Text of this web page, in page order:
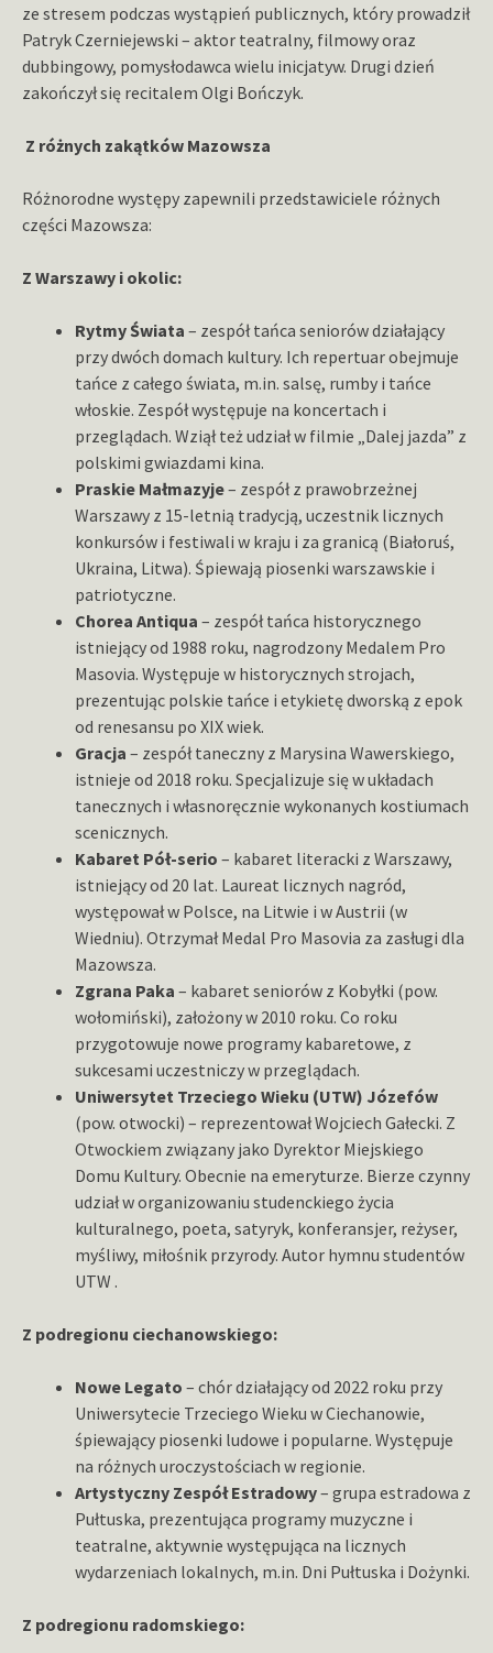
ze stresem podczas wystąpień publicznych, który prowadził
Patryk Czerniejewski – aktor teatralny, filmowy oraz
dubbingowy, pomysłodawca wielu inicjatyw. Drugi dzień
zakończył się recitalem Olgi Bończyk.
Z różnych zakątków Mazowsza
Różnorodne występy zapewnili przedstawiciele różnych
części Mazowsza:
Z Warszawy i okolic:
Rytmy Świata – zespół tańca seniorów działający
przy dwóch domach kultury. Ich repertuar obejmuje
tańce z całego świata, m.in. salsę, rumby i tańce
włoskie. Zespół występuje na koncertach i
przeglądach. Wziął też udział w filmie „Dalej jazda” z
polskimi gwiazdami kina.
Praskie Małmazyje– zespół z prawobrzeżnej
Warszawy z 15-letnią tradycją, uczestnik licznych
konkursów i festiwali w kraju i za granicą (Białoruś,
Ukraina, Litwa). Śpiewają piosenki warszawskie i
patriotyczne.
Chorea Antiqua – zespół tańca historycznego
istniejący od 1988 roku, nagrodzony Medalem Pro
Masovia. Występuje w historycznych strojach,
prezentując polskie tańce i etykietę dworską z epok
od renesansu po XIX wiek.
Gracja – zespół taneczny z Marysina Wawerskiego,
istnieje od 2018 roku. Specjalizuje się w układach
tanecznych i własnoręcznie wykonanych kostiumach
scenicznych.
Kabaret Pół-serio – kabaret literacki z Warszawy,
istniejący od 20 lat. Laureat licznych nagród,
występował w Polsce, na Litwie i w Austrii (w
Wiedniu). Otrzymał Medal Pro Masovia za zasługi dla
Mazowsza.
Zgrana Paka – kabaret seniorów z Kobyłki (pow.
wołomiński), założony w 2010 roku. Co roku
przygotowuje nowe programy kabaretowe, z
sukcesami uczestniczy w przeglądach.
Uniwersytet Trzeciego Wieku (UTW) Józefów
(pow. otwocki) – reprezentował Wojciech Gałecki. Z
Otwockiem związany jako Dyrektor Miejskiego
Domu Kultury. Obecnie na emeryturze. Bierze czynny
udział w organizowaniu studenckiego życia
kulturalnego, poeta, satyryk, konferansjer, reżyser,
myśliwy, miłośnik przyrody. Autor hymnu studentów
UTW .
Z podregionu ciechanowskiego:
Nowe Legato – chór działający od 2022 roku przy
Uniwersytecie Trzeciego Wieku w Ciechanowie,
śpiewający piosenki ludowe i popularne. Występuje
na różnych uroczystościach w regionie.
Artystyczny Zespół Estradowy– grupa estradowa z
Pułtuska, prezentująca programy muzyczne i
teatralne, aktywnie występująca na licznych
wydarzeniach lokalnych, m.in. Dni Pułtuska i Dożynki.
Z podregionu radomskiego: